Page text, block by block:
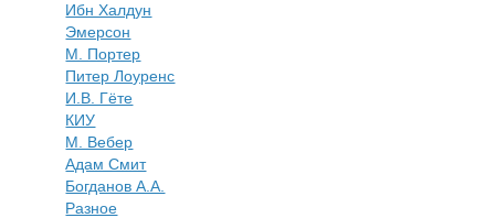
Ибн Халдун
Эмерсон
М. Портер
Питер Лоуренс
И.В. Гёте
КИУ
М. Вебер
Адам Смит
Богданов А.А.
Разное